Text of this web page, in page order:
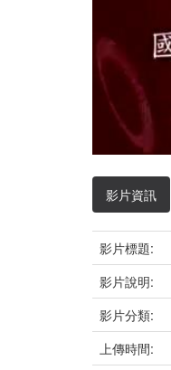
影片資訊
影片標題:
影片說明:
影片分類:
上傳時間: